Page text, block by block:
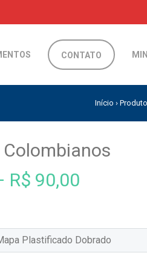
CONTATO
Início ›
Colombianos
R$ 90,00